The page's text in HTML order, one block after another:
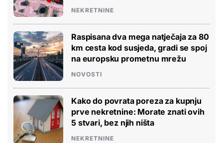
NEKRETNINE
Raspisana dva mega natječaja za 80
km cesta kod susjeda, gradi se spoj
na europsku prometnu mrežu
NOVOSTI
Kako do povrata poreza za kupnju
prve nekretnine: Morate znati ovih
5 stvari, bez njih ništa
NEKRETNINE